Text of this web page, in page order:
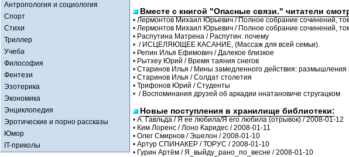
Антропология и социология
Спорт
Стихи
Триллер
Учеба
Философия
Фентези
Эзотерика
Экономика
Энциклопедия
Эротические и порно рассказы
Юмор
IT-приколы
Вместе с книгой "Опасные связи." читатели
• Лермонтов Михаил Юрьевич / Полное собрание сочинений,
• Лермонтов Михаил Юрьевич / Полное собрание сочинений,
• Распутина Матрена / Распутин. почему
• / ИСЦЕЛЯЮЩЕЕ КАСАНИЕ, (Массаж для всей семьи).
• Репин Илья Ефимович / Далекое близкое
• Рытхеу Юрий / Время таяния снегов
• Старинов Илья / Мины замедленного действия: размышления
• Старинов Илья / Солдат столетия
• Трифонов Юрий / Студенты
• / Воспоминания друзей об аркадии ннатановиче стругацком
Новые поступления в хранилище библиотеки:
• А. Гавльда / Я ее любила/Я его любила (отрывок) / 2008-01-12
• Ким Лоренс / Лоно Каридес / 2008-01-11
• Олег Смирнов / Эшелон / 2008-01-10
• Артур СПИНАКЕР / ТОРУС / 2008-01-10
• Гурин Артём / Я_выйду_рано_по_весне / 2008-01-10